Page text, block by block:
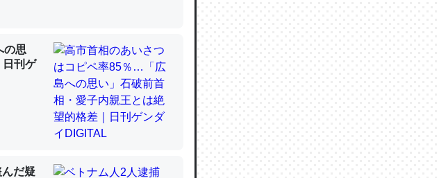
いないのか」に関する新仮説
と貝類は苦労してるんだな…。腹足
いないのか」に関する新仮説
の思
日刊ゲ
だ疑